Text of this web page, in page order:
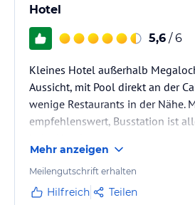
Hotel
5,6 / 6
Kleines Hotel außerhalb
Aussicht, mit Pool direkt an der
wenige Restaurants in der Nähe.
empfehlenswert, Busstation ist
Mehr anzeigen
Meilengutschrift erhalten
Hilfreich Teilen